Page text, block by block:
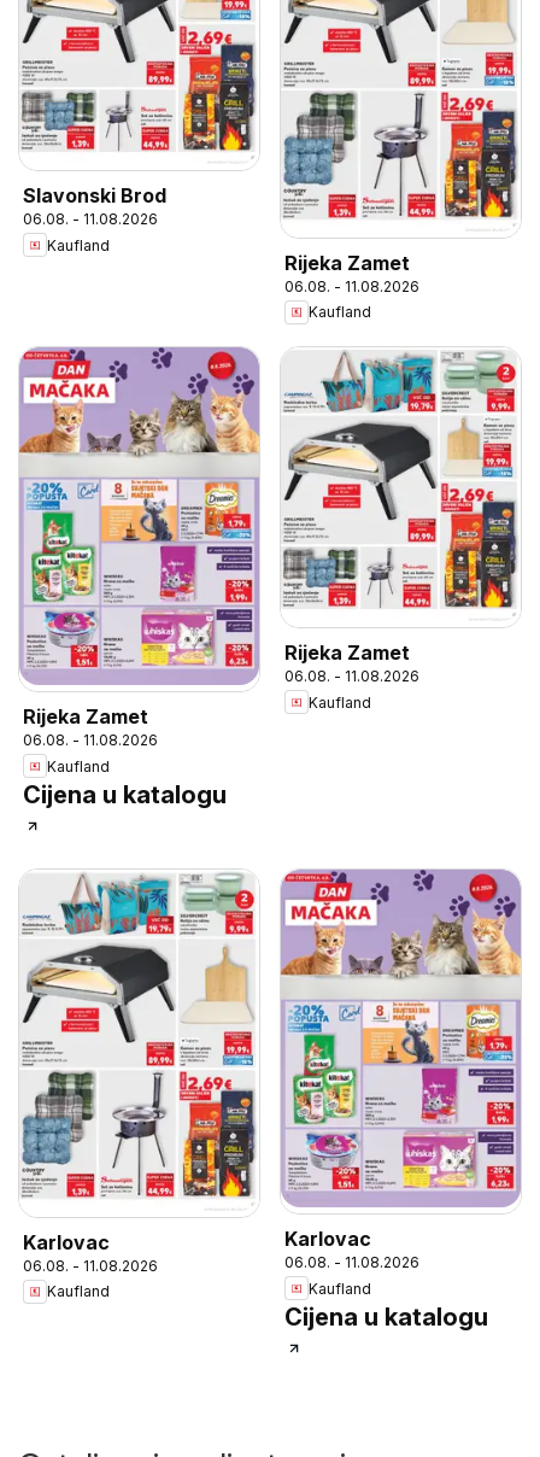
Slavonski Brod
06.08. - 11.08.2026
Kaufland
Rijeka Zamet
06.08. - 11.08.2026
Kaufland
Rijeka Zamet
06.08. - 11.08.2026
Kaufland
Cijena u katalogu
Rijeka Zamet
06.08. - 11.08.2026
Kaufland
Karlovac
06.08. - 11.08.2026
Kaufland
Karlovac
06.08. - 11.08.2026
Kaufland
Cijena u katalogu